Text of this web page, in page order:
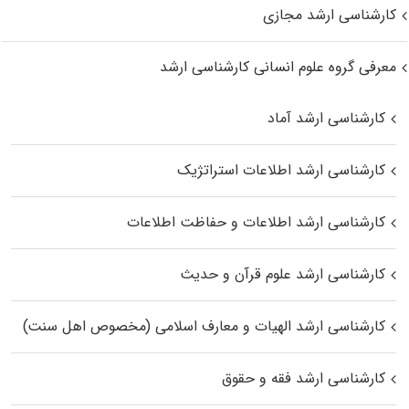
کارشناسی ارشد مجازی
معرفی گروه علوم انسانی کارشناسی ارشد
کارشناسی ارشد آماد
کارشناسی ارشد اطلاعات استراتژیک
کارشناسی ارشد اطلاعات و حفاظت اطلاعات
کارشناسی ارشد علوم قرآن و حدیث
کارشناسی ارشد الهیات و معارف اسلامی (مخصوص اهل سنت)
کارشناسی ارشد فقه و حقوق